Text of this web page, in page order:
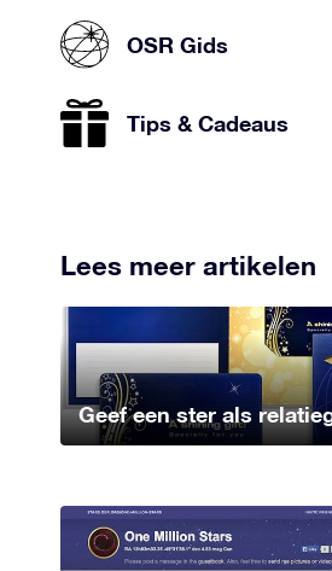
OSR Gids
Tips & Cadeaus
Lees meer artikelen
Geef een ster als